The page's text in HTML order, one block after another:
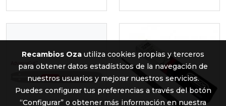
Recambios Oza utiliza cookies propias y terceros
para obtener datos estadísticos de la navegación de
nuestros usuarios y mejorar nuestros servicios.
Puedes configurar tus preferencias a través del botón
“Configurar” o obtener más información en nuestra